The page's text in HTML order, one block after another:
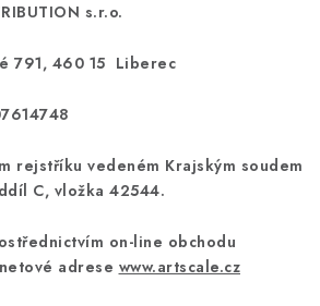
s.r.o.
791, 460 15 Liberec
rejstříku vedeném Krajským soudem
C, vložka 42544.
on-line obchodu
adrese www.artscale.cz